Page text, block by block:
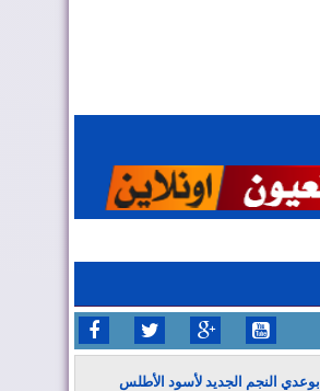
بوعدي النجم الجديد لأسود الأطلس